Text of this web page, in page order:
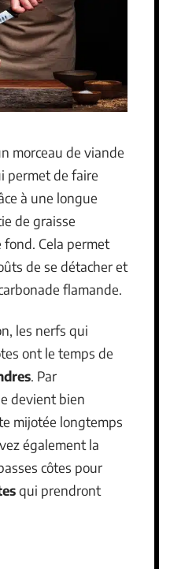
morceau de viande
permet de faire
à une longue
de graisse
Cela permet
de se détacher et
flamande.
les nerfs qui
ont le temps de
. Par
devient bien
mijotée longtemps
également la
côtes pour
qui prendront